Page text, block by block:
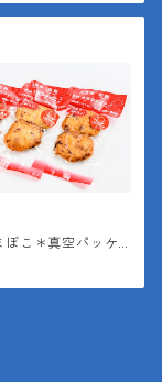
ぼこ＊真空パッケ
枚入り＊１枚約4